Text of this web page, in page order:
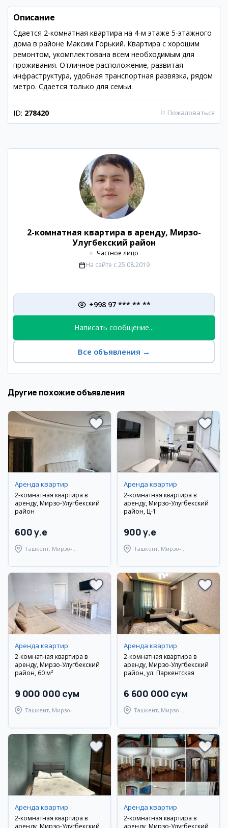
Описание
Сдается 2-комнатная квартира на 4-м этаже 5-этажного
дома в районе Максим Горький. Квартира с хорошим
ремонтом, укомплектована всем необходимым для
проживания. Отличное расположение, развитая
инфраструктура, удобная транспортная развязка, рядом
метро. Сдается только для семьи.
ID: 278420 ⚐ Пожаловаться
2-комнатная квартира в аренду, Мирзо-
Улугбекский район
Частное лицо
На сайте с 25.08.2019
+998 97 *** ** **
Написать сообщение...
Все объявления →
Другие похожие объявления
Аренда квартир
2-комнатная квартира в
аренду, Мирзо-Улугбекский
район
600 y.e
Ташкент, Мирзо-
Аренда квартир
2-комнатная квартира в
аренду, Мирзо-Улугбекский
район, Ц-1
900 y.e
Ташкент, Мирзо-
Аренда квартир
2-комнатная квартира в
аренду, Мирзо-Улугбекский
район, 60 м²
9 000 000 сум
Ташкент, Мирзо-
Аренда квартир
2-комнатная квартира в
аренду, Мирзо-Улугбекский
район, ул. Паркентская
6 600 000 сум
Ташкент, Мирзо-
Аренда квартир
2-комнатная квартира в
аренду, Мирзо-Улугбекский
Аренда квартир
2-комнатная квартира в
аренду, Мирзо-Улугбекский